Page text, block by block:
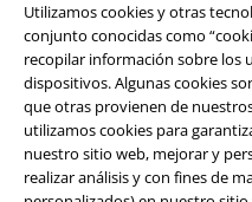
Utilizamos cookies y otras
conjunto conocidas como
recopilar información sobre los
dispositivos. Algunas cookies
que otras provienen de
utilizamos cookies para
nuestro sitio web, mejorar y
realizar análisis y con fines de